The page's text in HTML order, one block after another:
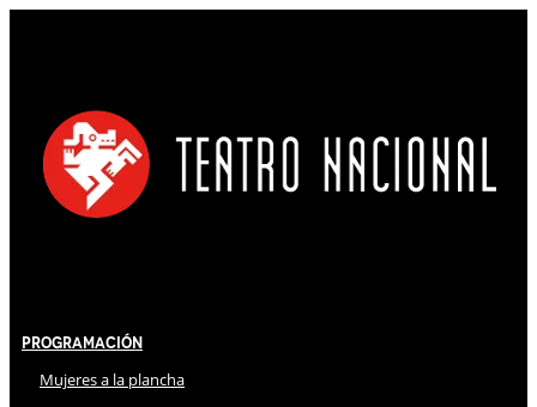
Programación
Mujeres a la plancha